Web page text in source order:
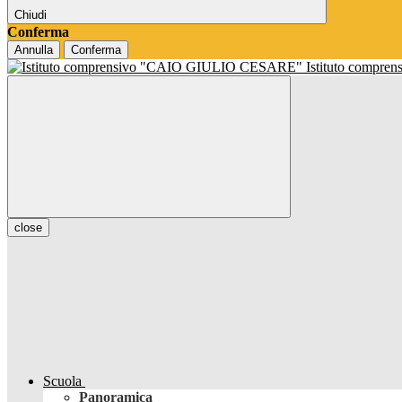
Chiudi
Conferma
Annulla Conferma
Istituto
close
Scuola
Panoramica